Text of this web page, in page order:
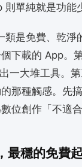
單純就是功能
是免費、乾淨
下載的 App。
一大堆工具。
那種觸感。先
位創作「不適合
穩的免費